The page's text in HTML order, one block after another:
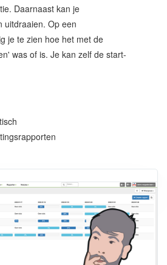
Daarnaast kan je
uitdraaien. Op een
je te zien hoe het met de
was of is. Je kan zelf de start-